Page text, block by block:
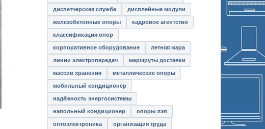
диспетчерская служба дисплейные модули
железобетонные опоры кадровое агентство
классификация опор
корпоративное оборудование летняя жара
линии электропередач маршруты доставки
массив хранения металлические опоры
мобильный кондиционер
надёжность энергосистемы
напольный кондиционер опоры лэп
оптоэлектроника организация труда